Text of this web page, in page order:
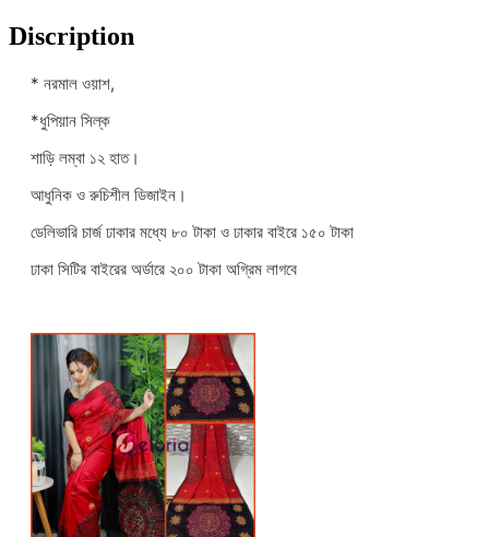
Discription
* নরমাল ওয়াশ,
*ধুপিয়ান সিল্ক
শাড়ি লম্বা ১২ হাত।
আধুনিক ও রুচিশীল ডিজাইন।
ডেলিভারি চার্জ ঢাকার মধ্যে ৮০ টাকা ও ঢাকার বাইরে ১৫০ টাকা
ঢাকা সিটির বাইরের অর্ডারে ২০০ টাকা অগ্রিম লাগবে